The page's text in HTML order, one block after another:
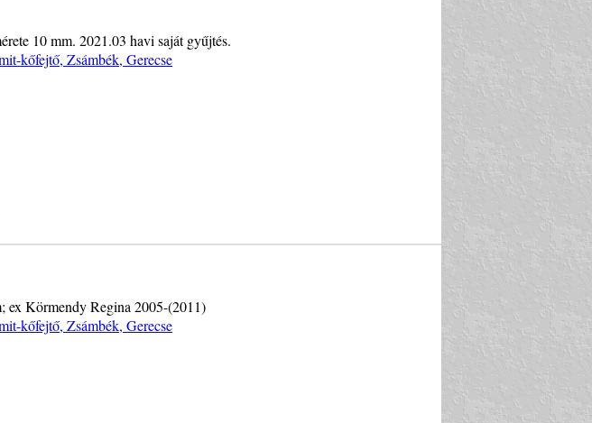
10 mm. 2021.03 havi saját gyűjtés.
kőfejtő, Zsámbék, Gerecse
ex Körmendy Regina 2005-(2011)
kőfejtő, Zsámbék, Gerecse